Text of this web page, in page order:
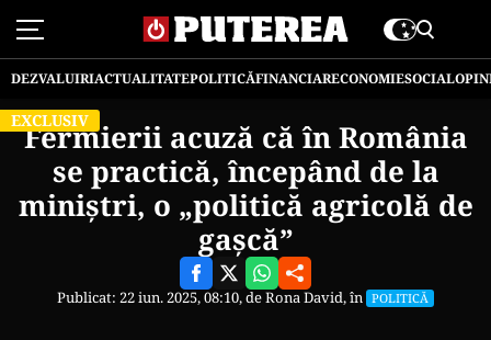
DEZVALUIRIACTUALITATEPOLITICĂFINANCIARECONOMIESOCIAL
EXCLUSIV
Fermierii acuză că în România
se practică, începând de la
miniștri, o „politică agricolă de
gașcă”
Publicat: 22 iun. 2025, 08:10, deRona David, în POLITICĂ